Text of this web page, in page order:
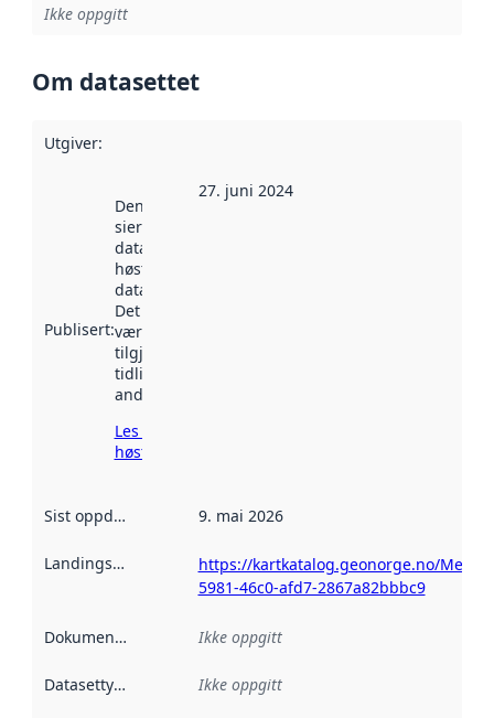
Ikke oppgitt
Om datasettet
Utgiver:
Publisert:
Denne datoen
sier når
datasettet ble
høstet av
data.norge.no.
Det kan ha
vært
tilgjengelig
tidligere
andre steder.
Les mer om
høsting her
27. juni 2024
Sist oppdatert 9. mai 2026
Landingsside
https://kartkatalog.geonorge.no/
5981-46c0-afd7-2867a82bbbc9
Dokumentasjon Ikke oppgitt
Datasettype Ikke oppgitt